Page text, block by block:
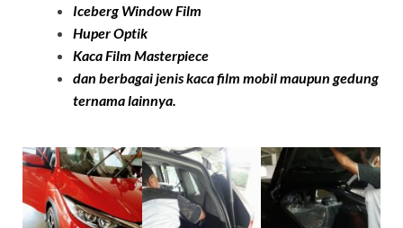
Iceberg Window Film
Huper Optik
Kaca Film Masterpiece
dan berbagai jenis kaca film mobil maupun gedung
ternama lainnya.